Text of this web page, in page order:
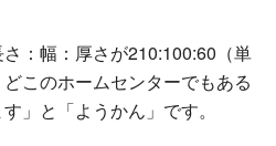
：幅：厚さが210:100:60（単
このホームセンターでもある
」と「ようかん」です。